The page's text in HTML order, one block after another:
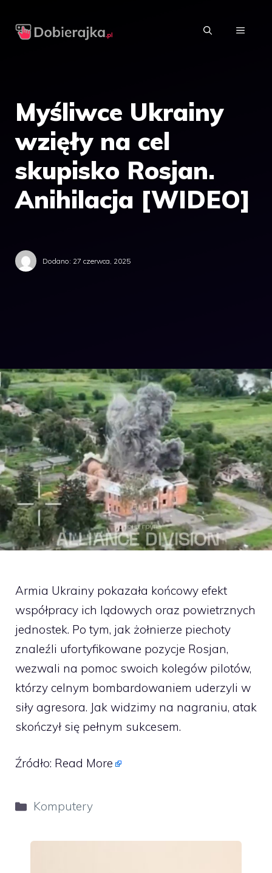
MENU
Myśliwce Ukrainy
wzięły na cel
skupisko Rosjan.
Anihilacja [WIDEO]
Dodano: 27 czerwca, 2025
Armia Ukrainy pokazała końcowy efekt
współpracy ich lądowych oraz powietrznych
jednostek. Po tym, jak żołnierze piechoty
znaleźli ufortyfikowane pozycje Rosjan,
wezwali na pomoc swoich kolegów pilotów,
którzy celnym bombardowaniem uderzyli w
siły agresora. Jak widzimy na nagraniu, atak
skończył się pełnym sukcesem.
Źródło: Read More
Kategorie
Komputery